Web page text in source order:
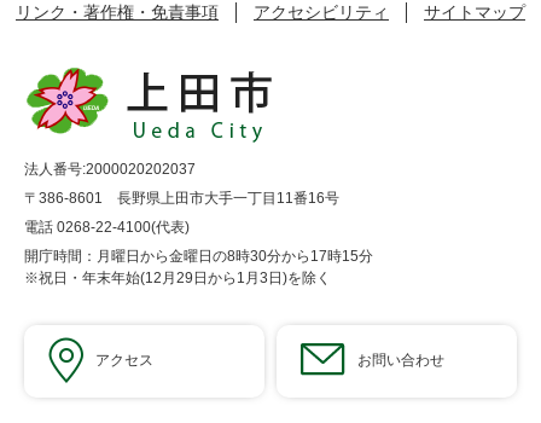
リンク・著作権・免責事項
アクセシビリティ サイトマップ
法人番号:2000020202037
〒386-8601 長野県上田市大手一丁目11番16号
電話 0268-22-4100(代表)
開庁時間：月曜日から金曜日の8時30分から17時15分
※祝日・年末年始(12月29日から1月3日)を除く
アクセス お問い合わせ